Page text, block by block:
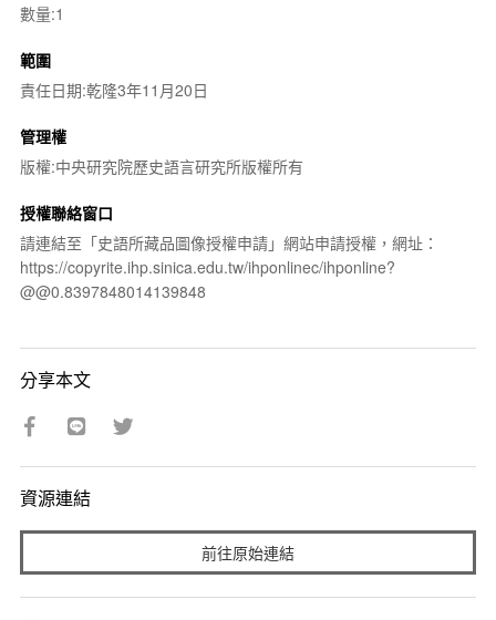
數量:1
範圍
責任日期:乾隆3年11月20日
管理權
版權:中央研究院歷史語言研究所版權所有
授權聯絡窗口
請連結至「史語所藏品圖像授權申請」網站申請授權，網址：
https://copyrite.ihp.sinica.edu.tw/ihponlinec/ihponline?
@@0.8397848014139848
分享本文
資源連結
前往原始連結